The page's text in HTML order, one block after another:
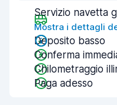
Servizio navetta
Mostra i dettagli
Deposito basso
Conferma
Chilometraggio
Paga adesso